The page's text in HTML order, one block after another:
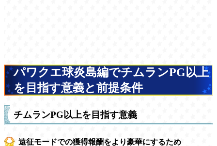
パワクエ球炎島編でチムランPG以上
を目指す意義と前提条件
チムランPG以上を目指す意義
遠征モードでの獲得報酬をより豪華にするため